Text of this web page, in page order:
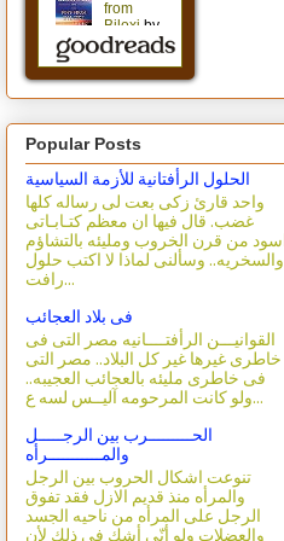
Popular Posts
الحلول الرأفتانية للأزمة السياسية
واحد قارئ زكى بعت لى رساله كلها
غضب. قال فيها ان معظم كتـابـاتى
اسود من قرن الخروب ومليئه بالتشاؤم
والسخريه.. وسألنى لماذا لا اكتب حلول
رافت...
فى بلاد العجائب
القوانيـــن الرأفتــــانيه مصر التى فى
خاطرى غيرها غير كل البلاد.. مصر التى
فى خاطرى مليئه بالعجائب العجيبه..
ولو كانت المرحومه آليــس لسه ع...
الحـــــــــرب بين الرجـــــل
والمـــــــــــرأه
تنوعت اشكال الحروب بين الرجل
والمرأه منذ قديم الازل فقد تفوق
الرجل على المرأه من ناحيه الجسد
والعضلات ولو أنّى أشك فى ذلك لأن